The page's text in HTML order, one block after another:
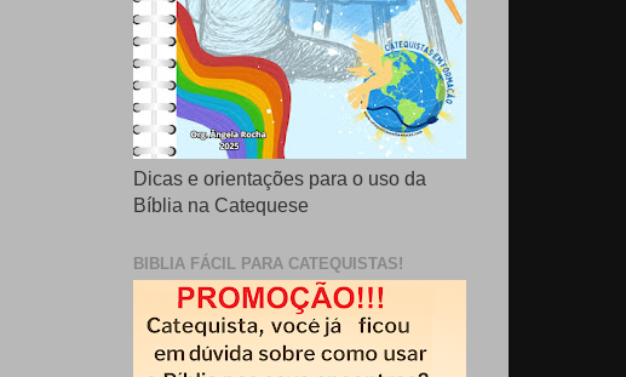
Dicas e orientações para o uso da
Bíblia na Catequese
BIBLIA FÁCIL PARA CATEQUISTAS!